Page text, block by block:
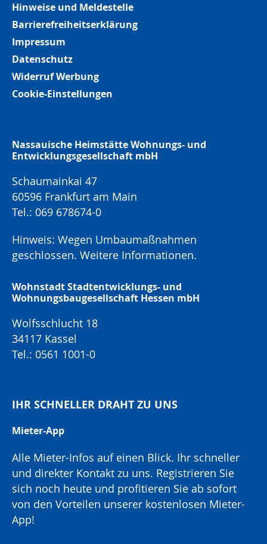
Hinweise und Meldestelle
Barrierefreiheitserklärung
Impressum
Datenschutz
Widerruf Werbung
Cookie-Einstellungen
Nassauische Heimstätte Wohnungs- und
Entwicklungsgesellschaft mbH
Schaumainkai 47
60596 Frankfurt am Main
Tel.: 069 678674-0
Hinweis: Wegen Umbaumaßnahmen
geschlossen. Weitere Informationen.
Wohnstadt Stadtentwicklungs- und
Wohnungsbaugesellschaft Hessen mbH
Wolfsschlucht 18
34117 Kassel
Tel.: 0561 1001-0
IHR SCHNELLER DRAHT ZU UNS
Mieter-App
Alle Mieter-Infos auf einen Blick. Ihr schneller
und direkter Kontakt zu uns. Registrieren Sie
sich noch heute und profitieren Sie ab sofort
von den Vorteilen unserer kostenlosen Mieter-
App!